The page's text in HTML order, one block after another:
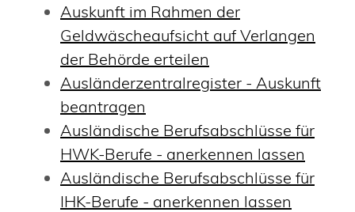
Auskunft im Rahmen der
Geldwäscheaufsicht auf Verlangen
der Behörde erteilen
Ausländerzentralregister - Auskunft
beantragen
Ausländische Berufsabschlüsse für
HWK-Berufe - anerkennen lassen
Ausländische Berufsabschlüsse für
IHK-Berufe - anerkennen lassen